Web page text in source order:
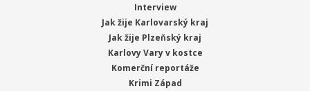
Interview
Jak žije Karlovarský kraj
Jak žije Plzeňský kraj
Karlovy Vary v kostce
Komerční reportáže
Krimi Západ